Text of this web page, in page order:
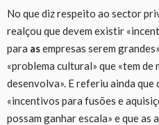
No que diz respeito ao sector
realçou que devem existir
para asempresas serem
«problema cultural» que «tem de
desenvolva». E referiu ainda que
«incentivos para fusões e
possam ganhar escala» e que